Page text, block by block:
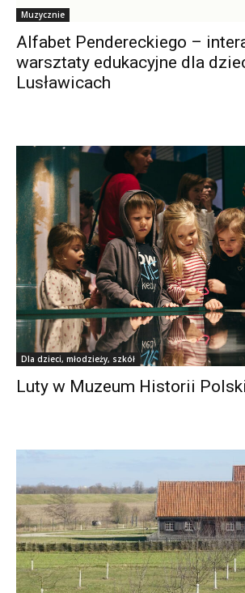
Muzycznie
Alfabet Pendereckiego –
warsztaty edukacyjne dla
Lusławicach
Dla dzieci, młodzieży, szkół
Luty w Muzeum Historii Polski